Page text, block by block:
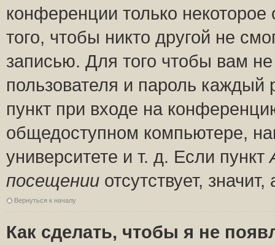
конференции только
того, чтобы никто другой не
записью. Для того чтобы вам
пользователя и пароль
пункт при входе на
общедоступном компьютере,
университете и т. д. Если пункт
посещении отсутствует,
Вернуться к началу
Как сделать, чтобы я не